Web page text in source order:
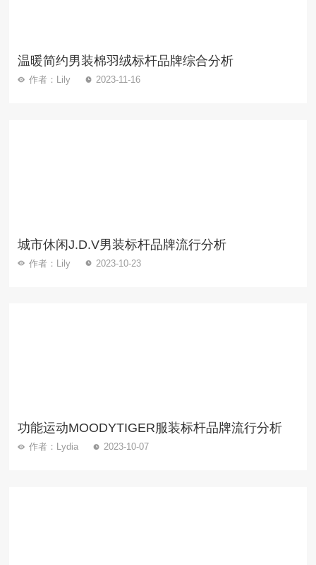
温暖简约男装棉羽绒标杆品牌综合分析
作者：Lily 2023-11-16
城市休闲J.D.V男装标杆品牌流行分析
作者：Lily 2023-10-23
功能运动MOODYTIGER服装标杆品牌流行分析
作者：Lydia 2023-10-07